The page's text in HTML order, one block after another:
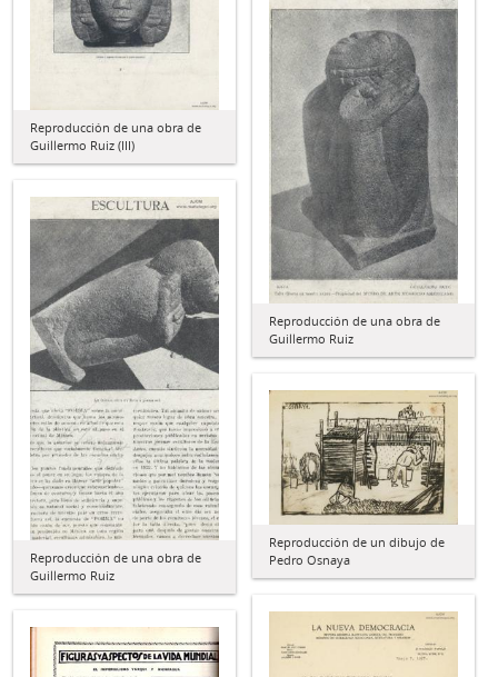
Reproducción de una obra de
Guillermo Ruiz (III)
Reproducción de una obra de
Guillermo Ruiz
Reproducción de una obra de
Guillermo Ruiz
Reproducción de un dibujo de
Pedro Osnaya